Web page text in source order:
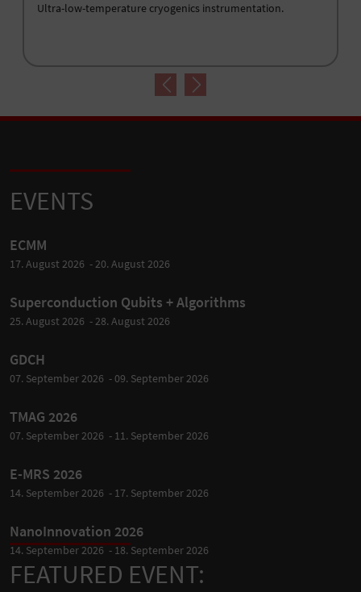
Ultra-low-temperature cryogenics instrumentation.
Previous
Next
EVENTS
ECMM
17. August 2026 - 20. August 2026
Superconduction Qubits + Algorithms
25. August 2026 - 28. August 2026
GDCH
07. September 2026 - 09. September 2026
TMAG 2026
07. September 2026 - 11. September 2026
E-MRS 2026
14. September 2026 - 17. September 2026
NanoInnovation 2026
14. September 2026 - 18. September 2026
FEATURED EVENT: